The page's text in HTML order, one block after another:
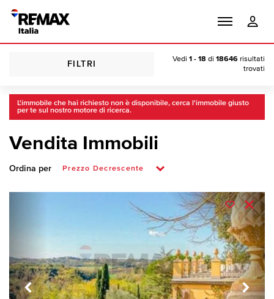
FILTRI
Vedi 1 - 18 di 18646 risultati
trovati
L'immobile che hai richiesto non è disponibile, cerca l'immobile giusto
per te sul nostro motore di ricerca.
Vendita Immobili
Ordina per